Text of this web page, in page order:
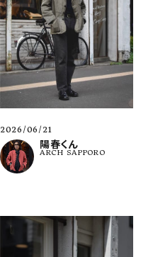
2026/06/21
陽春くん
ARCH SAPPORO